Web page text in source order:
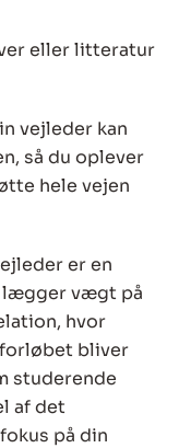
eller litteratur
vejleder kan
så du oplever
hele vejen
er en
lægger vægt på
hvor
bliver
studerende
af det
på din